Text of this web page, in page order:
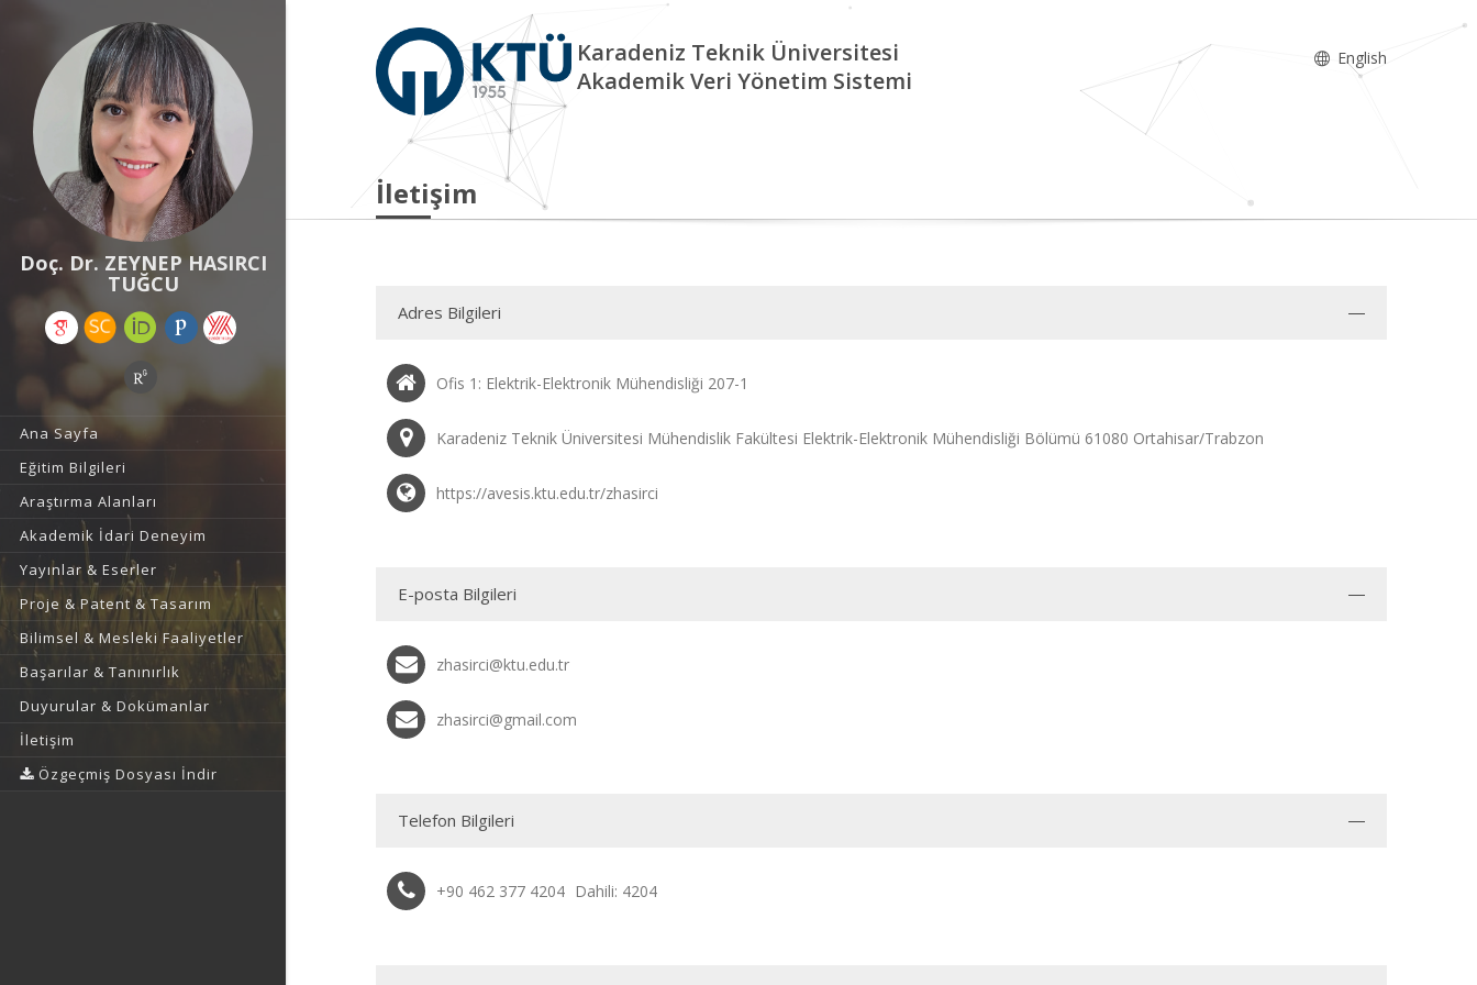
Doç. Dr. ZEYNEP HASIRCI
TUĞCU
Ana Sayfa
Eğitim Bilgileri
Araştırma Alanları
Akademik İdari Deneyim
Yayınlar & Eserler
Proje & Patent & Tasarım
Bilimsel & Mesleki Faaliyetler
Başarılar & Tanınırlık
Duyurular & Dokümanlar
İletişim
Özgeçmiş Dosyası İndir
Karadeniz Teknik Üniversitesi
Akademik Veri Yönetim Sistemi
English
İletişim
Adres Bilgileri
Ofis 1: Elektrik-Elektronik Mühendisliği 207-1
Karadeniz Teknik Üniversitesi Mühendislik Fakültesi Elektrik-Elektronik Mühendisliği Bölümü 61080 Ortahisar/Trabzon
https://avesis.ktu.edu.tr/zhasirci
E-posta Bilgileri
zhasirci@ktu.edu.tr
zhasirci@gmail.com
Telefon Bilgileri
+90 462 377 4204 Dahili: 4204